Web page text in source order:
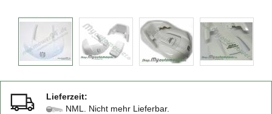
Lieferzeit:
NML. Nicht mehr Lieferbar.